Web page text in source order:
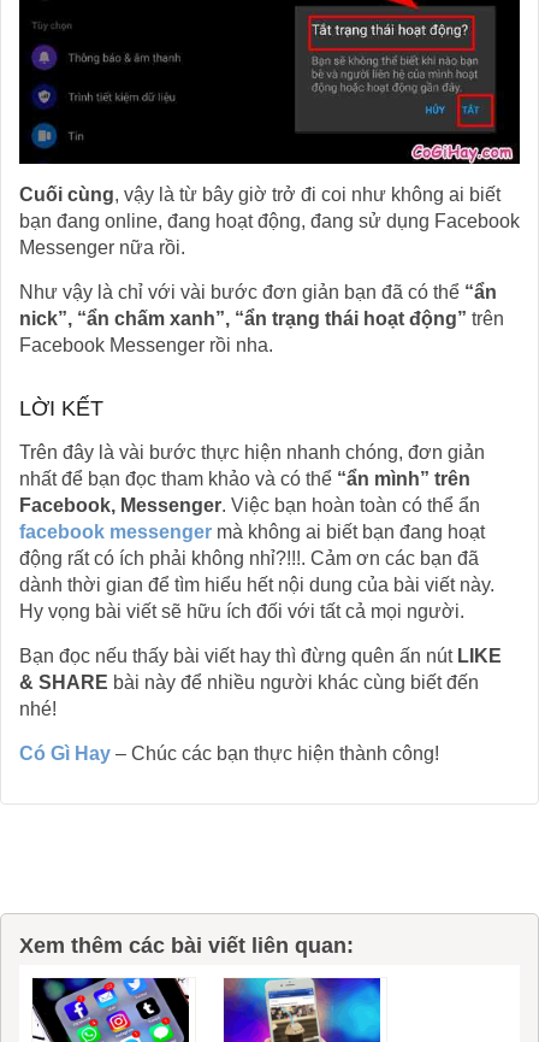
Cuối cùng, vậy là từ bây giờ trở đi coi như không ai biết
bạn đang online, đang hoạt động, đang sử dụng Facebook
Messenger nữa rồi.
Như vậy là chỉ với vài bước đơn giản bạn đã có thể “ẩn
nick”, “ẩn chấm xanh”, “ẩn trạng thái hoạt động” trên
Facebook Messenger rồi nha.
LỜI KẾT
Trên đây là vài bước thực hiện nhanh chóng, đơn giản
nhất để bạn đọc tham khảo và có thể “ẩn mình” trên
Facebook, Messenger. Việc bạn hoàn toàn có thể ẩn
facebook messenger mà không ai biết bạn đang hoạt
động rất có ích phải không nhỉ?!!!. Cảm ơn các bạn đã
dành thời gian để tìm hiểu hết nội dung của bài viết này.
Hy vọng bài viết sẽ hữu ích đối với tất cả mọi người.
Bạn đọc nếu thấy bài viết hay thì đừng quên ấn nút LIKE
& SHARE bài này để nhiều người khác cùng biết đến
nhé!
Có Gì Hay – Chúc các bạn thực hiện thành công!
Xem thêm các bài viết liên quan: